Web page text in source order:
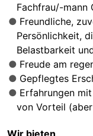
Fachfrau/-mann
Freundliche,
Persönlichkeit,
Belastbarkeit
Freude am
Gepflegtes
Erfahrungen
von Vorteil